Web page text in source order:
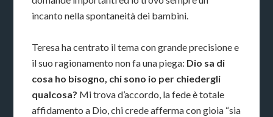
incanto nella spontaneità dei bambini.
Teresa ha centrato il tema con grande precisione e
il suo ragionamento non fa una piega: Dio sa di
cosa ho bisogno, chi sono io per chiedergli
qualcosa? Mi trova d’accordo, la fede è totale
affidamento a Dio, chi crede afferma con gioia “sia